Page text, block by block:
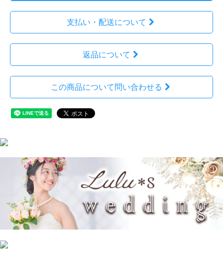
支払い・配送について
返品について
この商品について問い合わせる